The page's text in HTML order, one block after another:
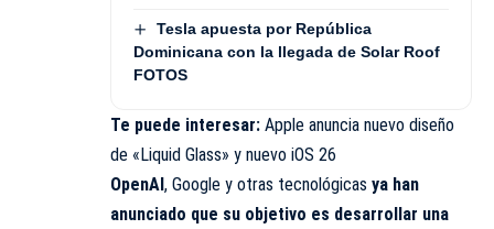
Tesla apuesta por República
Dominicana con la llegada de Solar Roof
FOTOS
Te puede interesar: Apple anuncia nuevo diseño
de «Liquid Glass» y nuevo iOS 26
OpenAI , Google y otras tecnológicas ya han
anunciado que su objetivo es desarrollar una